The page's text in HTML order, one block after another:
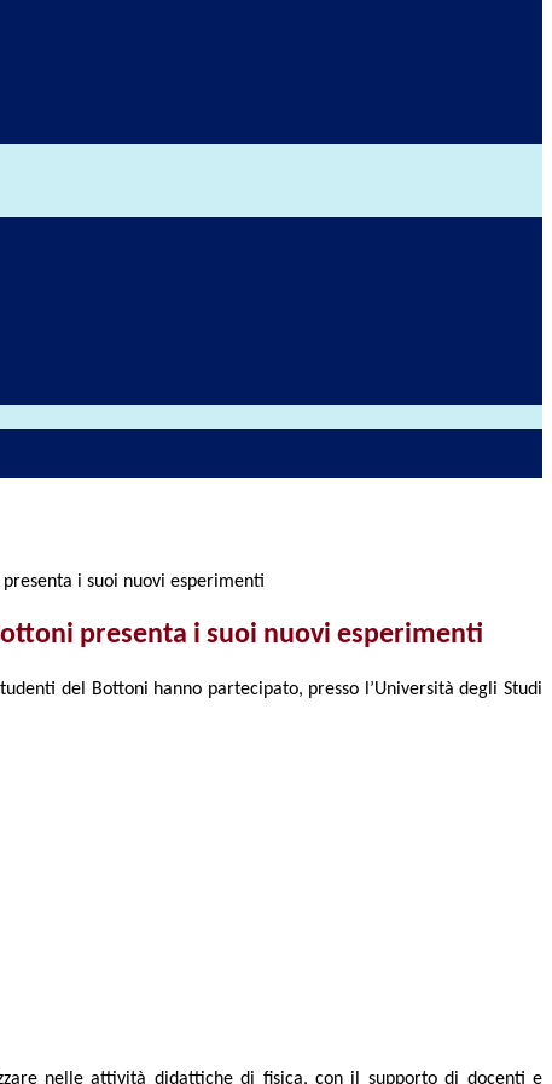
i suoi nuovi esperimenti
presenta i suoi nuovi esperimenti
del Bottoni hanno partecipato, presso l’Università degli Studi
nelle attività didattiche di fisica, con il supporto di docenti e